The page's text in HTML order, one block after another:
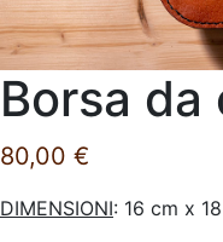
Borsa da
80,00 €
DIMENSIONI: 16 cm x